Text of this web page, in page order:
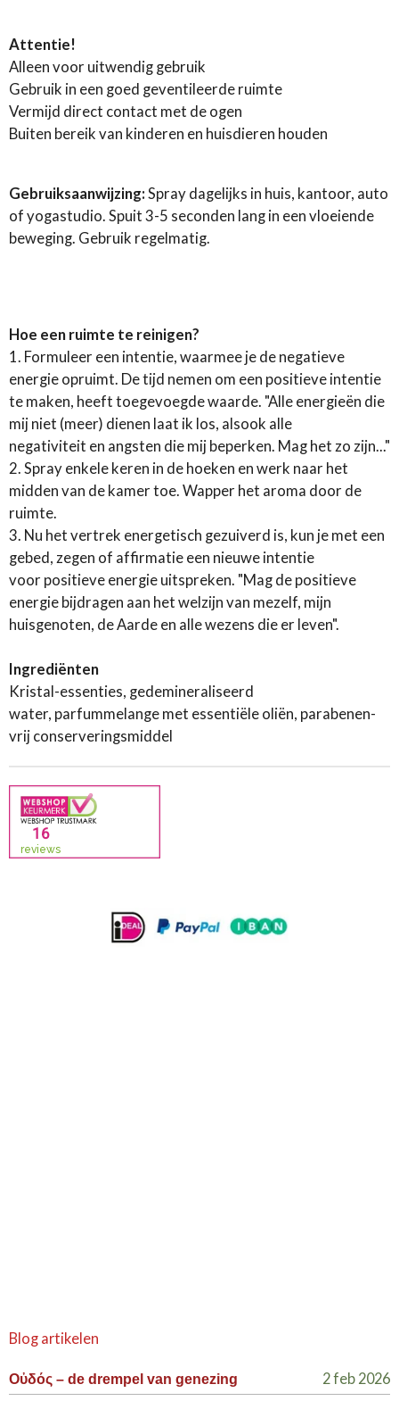
Attentie!
Alleen voor uitwendig gebruik
Gebruik in een goed geventileerde ruimte
Vermijd direct contact met de ogen
Buiten bereik van kinderen en huisdieren houden
Gebruiksaanwijzing: Spray dagelijks in huis, kantoor, auto
of yogastudio. Spuit 3-5 seconden lang in een vloeiende
beweging. Gebruik regelmatig.
Hoe een ruimte te reinigen?
1. Formuleer een intentie, waarmee je de negatieve
energie opruimt. De tijd nemen om een ​​positieve intentie
te maken, heeft toegevoegde waarde. "Alle energieën die
mij niet (meer) dienen laat ik los, alsook alle
negativiteit en angsten die mij beperken. Mag het zo zijn..."
2. Spray enkele keren in de hoeken en werk naar het
midden van de kamer toe. Wapper het aroma door de
ruimte.
3. Nu het vertrek energetisch gezuiverd is, kun je met een
gebed, zegen of affirmatie een nieuwe intentie
voor positieve energie uitspreken. "Mag de positieve
energie bijdragen aan het welzijn van mezelf, mijn
huisgenoten, de Aarde en alle wezens die er leven".
Ingrediënten
Kristal-essenties, gedemineraliseerd
water, parfummelange met essentiële oliën, parabenen-
vrij conserveringsmiddel
Blog artikelen
Οὐδός – de drempel van genezing
2 feb 2026